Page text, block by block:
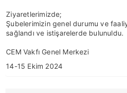
Ziyaretlerimizde;
Şubelerimizin genel durumu ve
sağlandı ve istişarelerde bulunuldu.
CEM Vakfı Genel Merkezi
14-15 Ekim 2024